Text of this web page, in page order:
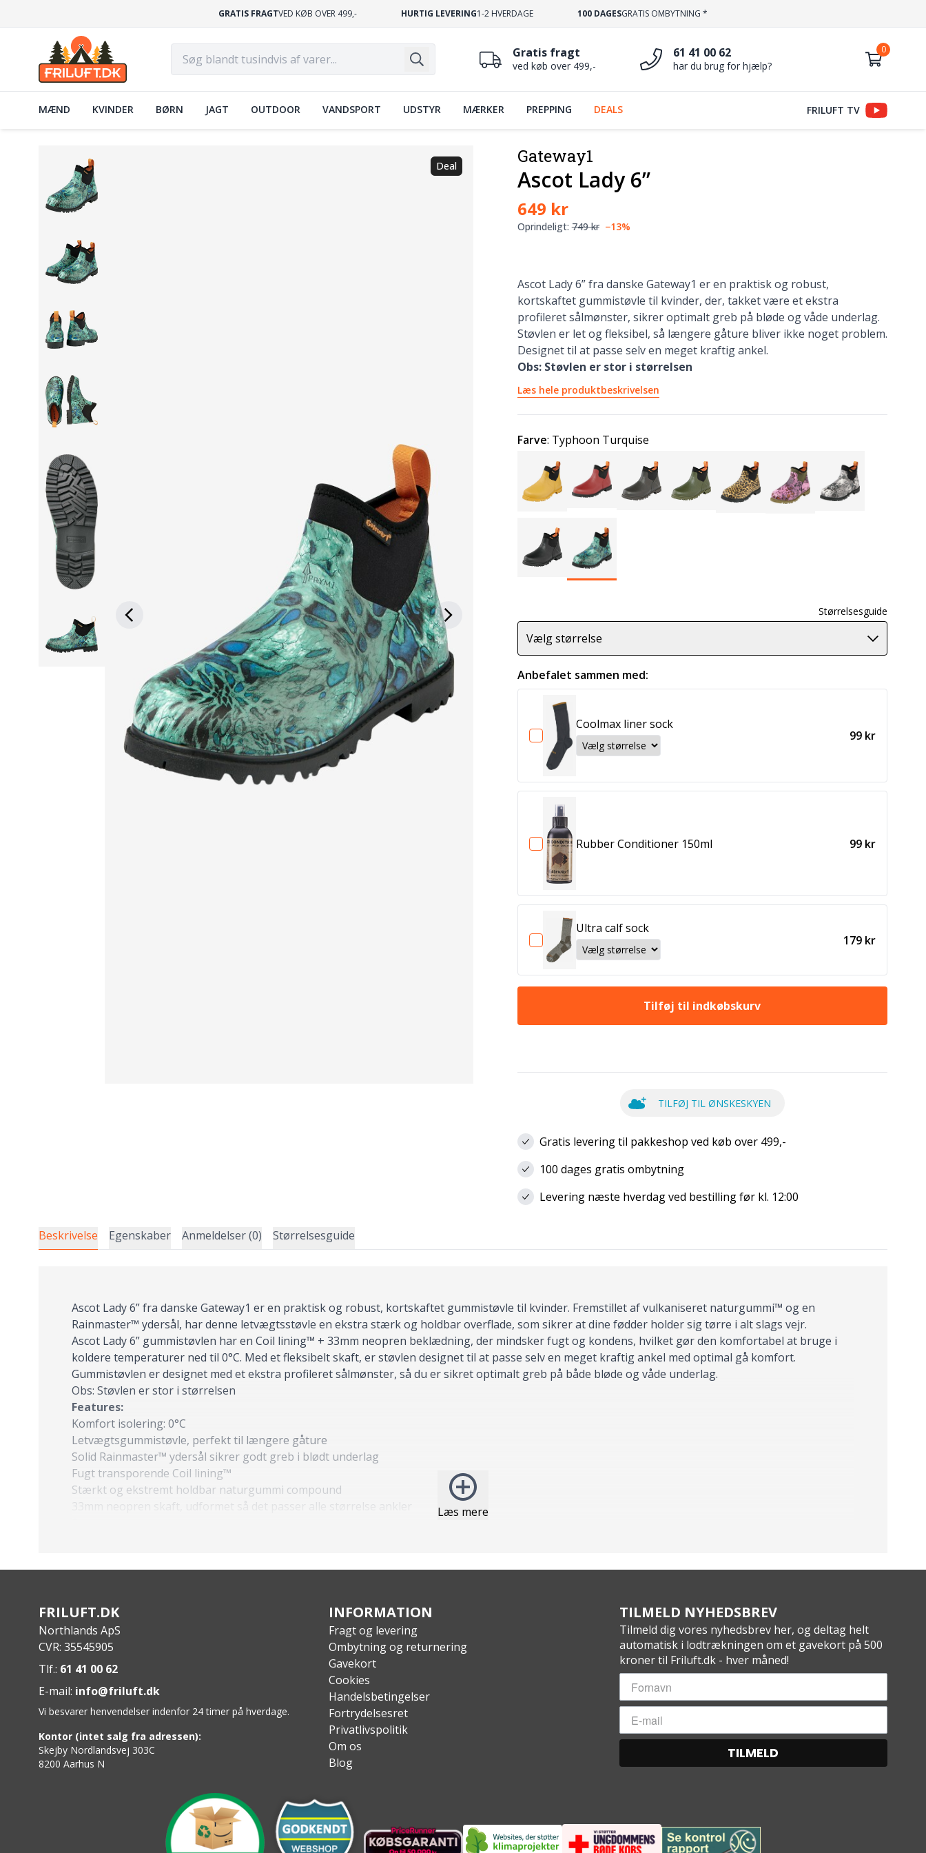
GRATIS FRAGTVED KØB OVER 499,- HURTIG LEVERING1-2 HVERDAGE 100 DAGESGRATIS OMBYTNING *
Gratis fragt
ved køb over 499,-
61 41 00 62
har du brug for hjælp?
MÆND KVINDER BØRN JAGT OUTDOOR VANDSPORT UDSTYR MÆRKER PREPPING DEALS FRILUFT TV
Deal Gateway1
Ascot Lady 6”
649 kr
Oprindeligt: 749 kr −13%
Ascot Lady 6” fra danske Gateway1 er en praktisk og robust,
kortskaftet gummistøvle til kvinder, der, takket være et ekstra
profileret sålmønster, sikrer optimalt greb på bløde og våde underlag.
Støvlen er let og fleksibel, så længere gåture bliver ikke noget problem.
Designet til at passe selv en meget kraftig ankel.
Obs: Støvlen er stor i størrelsen
Læs hele produktbeskrivelsen
Farve: Typhoon Turquise
Størrelsesguide
Vælg størrelse
Anbefalet sammen med:
Coolmax liner sock
99 kr
Rubber Conditioner 150ml 99 kr
Ultra calf sock
179 kr
Tilføj til indkøbskurv
TILFØJ TIL ØNSKESKYEN
Gratis levering til pakkeshop ved køb over 499,-
100 dages gratis ombytning
Levering næste hverdag ved bestilling før kl. 12:00
Beskrivelse Egenskaber Anmeldelser (0) Størrelsesguide
Læs mere
Ascot Lady 6” fra danske Gateway1 er en praktisk og robust, kortskaftet gummistøvle til kvinder. Fremstillet af vulkaniseret naturgummi™ og en
Rainmaster™ ydersål, har denne letvægtsstøvle en ekstra stærk og holdbar overflade, som sikrer at dine fødder holder sig tørre i alt slags vejr.
Ascot Lady 6” gummistøvlen har en Coil lining™ + 33mm neopren beklædning, der mindsker fugt og kondens, hvilket gør den komfortabel at bruge i
koldere temperaturer ned til 0°C. Med et fleksibelt skaft, er støvlen designet til at passe selv en meget kraftig ankel med optimal gå komfort.
Gummistøvlen er designet med et ekstra profileret sålmønster, så du er sikret optimalt greb på både bløde og våde underlag.
Obs: Støvlen er stor i størrelsen
Features:
Komfort isolering: 0°C
Letvægtsgummistøvle, perfekt til længere gåture
Solid Rainmaster™ ydersål sikrer godt greb i blødt underlag
Fugt transporende Coil lining™
Stærkt og ekstremt holdbar naturgummi compound
33mm neopren skaft, udformet så det passer alle størrelse ankler
Svang støtte: Stål gelenk
Lining: Coil lining™ + 3mm neopren
Overdel: G1® 70 vulkaniseret naturgummi™
FRILUFT.DK
Northlands ApS
CVR: 35545905
Tlf.: 61 41 00 62
E-mail: info@friluft.dk
Vi besvarer henvendelser indenfor 24 timer på hverdage.
Kontor (intet salg fra adressen):
Skejby Nordlandsvej 303C
8200 Aarhus N
INFORMATION
Fragt og levering
Ombytning og returnering
Gavekort
Cookies
Handelsbetingelser
Fortrydelsesret
Privatlivspolitik
Om os
Blog
TILMELD NYHEDSBREV
Tilmeld dig vores nyhedsbrev her, og deltag helt
automatisk i lodtrækningen om et gavekort på 500
kroner til Friluft.dk - hver måned!
TILMELD